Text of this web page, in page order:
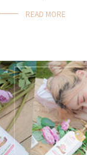
READ MORE